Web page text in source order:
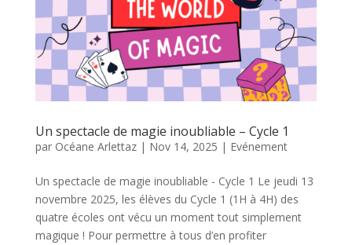
Un spectacle de magie inoubliable – Cycle 1
par Océane Arlettaz| Nov 14, 2025 | Evénement
Un spectacle de magie inoubliable - Cycle 1 Le jeudi 13
novembre 2025, les élèves du Cycle 1 (1H à 4H) des
quatre écoles ont vécu un moment tout simplement
magique ! Pour permettre à tous d’en profiter